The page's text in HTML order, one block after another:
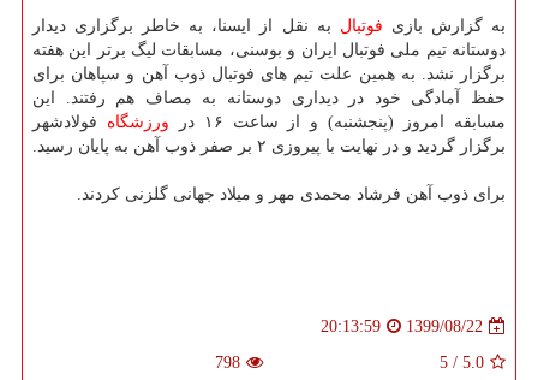
به گزارش بازی فوتبال به نقل از ایسنا، به خاطر برگزاری دیدار
دوستانه تیم ملی فوتبال ایران و بوسنی، مسابقات لیگ برتر این هفته
برگزار نشد. به همین علت تیم های فوتبال ذوب آهن و سپاهان برای
حفظ آمادگی خود در دیداری دوستانه به مصاف هم رفتند. این
مسابقه امروز (پنجشنبه) و از ساعت ۱۶ در
ورزشگاه فولادشهر
برگزار گردید و در نهایت با پیروزی ۲ بر صفر ذوب آهن به پایان رسید.
برای ذوب آهن فرشاد محمدی مهر و میلاد جهانی گلزنی کردند.
1399/08/22
20:13:59
5.0
/
5
798